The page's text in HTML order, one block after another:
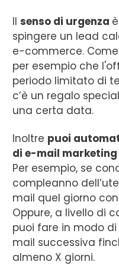
Il senso di urgenza
spingere un lead
e-commerce.
per esempio che
periodo limitato di
c’è un regalo
una certa data.
Inoltre puoi
di e-mail
Per esempio, se
compleanno
mail quel giorno
Oppure, a livello di
puoi fare in modo
mail successiva
almeno X giorni.